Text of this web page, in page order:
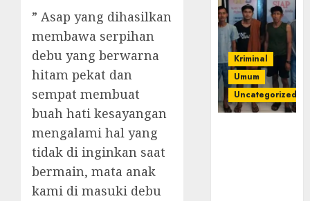
” Asap yang dihasilkan
membawa serpihan
debu yang berwarna
hitam pekat dan
sempat membuat
buah hati kesayangan
mengalami hal yang
tidak di inginkan saat
bermain, mata anak
kami di masuki debu
Kriminal
Umum
Uncategorized